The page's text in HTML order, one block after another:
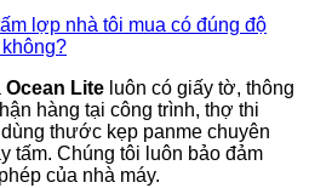
lợp nhà tôi mua có đúng độ
Ocean Lite luôn có giấy tờ, thông
hàng tại công trình, thợ thi
thước kẹp panme chuyên
tấm. Chúng tôi luôn bảo đảm
của nhà máy.